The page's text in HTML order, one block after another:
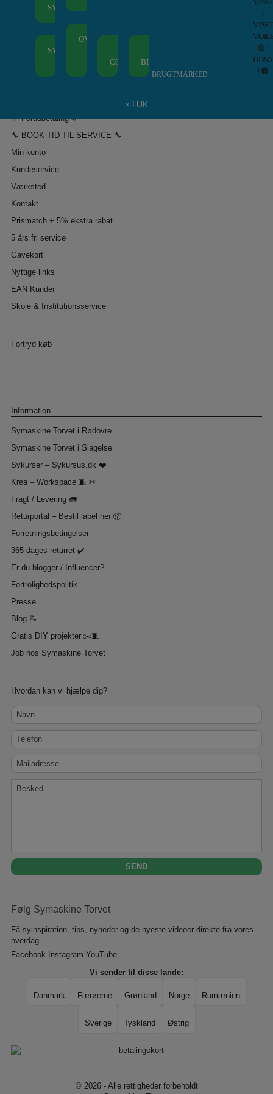
SYMASKINER
SYMASKINER
TIL BØRN
OVERLOCKERE
TRÅDNINGCOVERLOCKEREBRODERIMASKINER
BRUGTMARKED
Symaskiner
Overlockere
Broderimaskiner
–
/
🔴 !
! 🔴
× LUK
Storkøbenhavns Symaskinecenter I/S - Symaskine Torvet
💸 Forudbetaling 💸
🔧 BOOK TID TIL SERVICE 🔧
Min konto
Kundeservice
Værksted
Kontakt
Prismatch + 5% ekstra rabat.
5 års fri service
Gavekort
Nyttige links
EAN Kunder
Skole & Institutionsservice
Fortryd køb
Information
Symaskine Torvet i Rødovre
Symaskine Torvet i Slagelse
Sykurser – Sykursus.dk ❤️
Krea – Workspace 🧵 ✂
Fragt / Levering 🚛
Returportal – Bestil label her 📦
Forretningsbetingelser
365 dages returret ✔️
Er du blogger / Influencer?
Fortrolighedspolitik
Presse
Blog 📝
Gratis DIY projekter ✂️🧵
Job hos Symaskine Torvet
Hvordan kan vi hjælpe dig?
Navn
Telefon
Mailadresse
Besked
Følg Symaskine Torvet
Få syinspiration, tips, nyheder og de nyeste videoer direkte fra vores
hverdag.
Facebook
Instagram YouTube
Vi sender til disse lande:
Danmark Færøerne Grønland Norge Rumænien
Sverige Tyskland Østrig
© 2026 - Alle rettigheder forbeholdt